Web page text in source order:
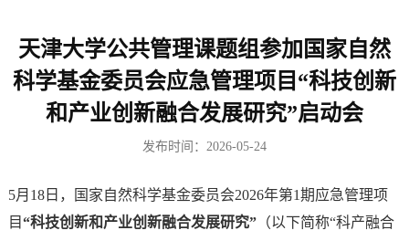
天津大学公共管理课题组参加国家自然
科学基金委员会应急管理项目“科技创新
和产业创新融合发展研究”启动会
发布时间：2026-05-24
5月18日，国家自然科学基金委员会2026年第1期应急管理项
目“科技创新和产业创新融合发展研究”（以下简称“科产融合